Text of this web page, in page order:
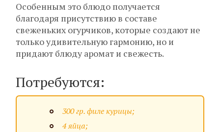
Особенным это блюдо получается
благодаря присутствию в составе
свеженьких огурчиков, которые создают не
только удивительную гармонию, но и
придают блюду аромат и свежесть.
Потребуются:
300 гр. филе курицы;
4 яйца;